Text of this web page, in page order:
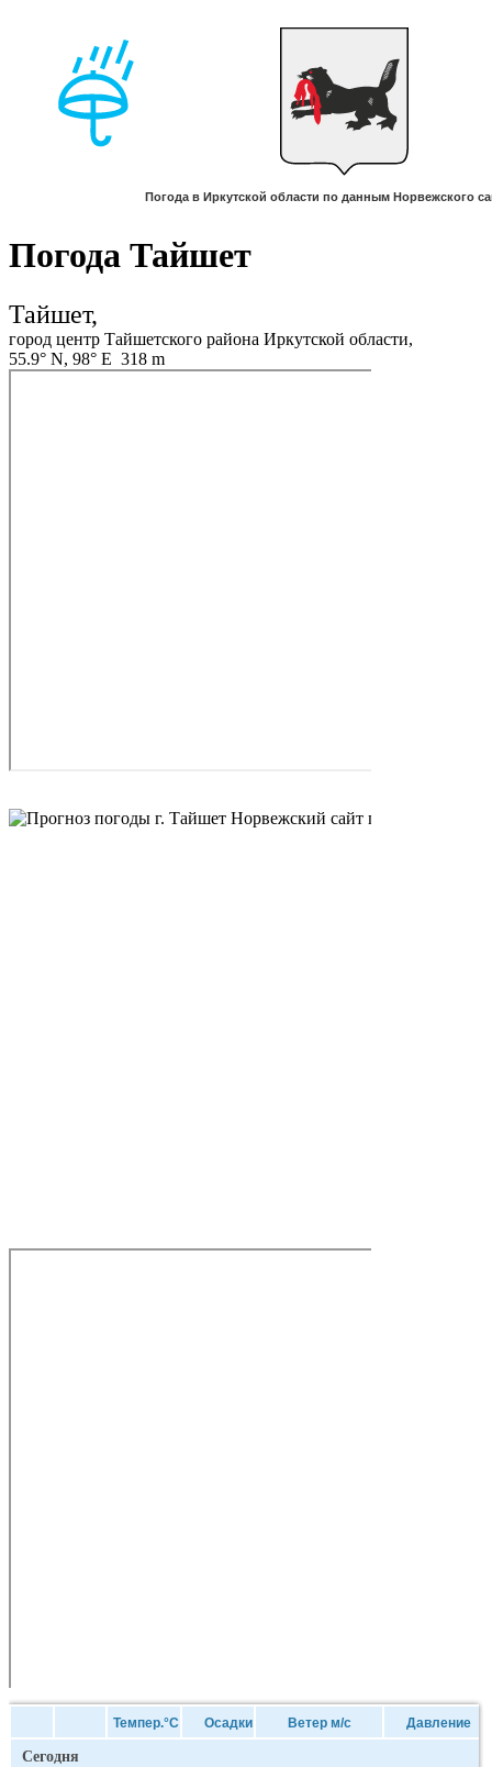
Погода Тайшет
Тайшет,
город центр Тайшетского района Иркутской области,
55.9° N, 98° E 318 m
Темпер.°C Осадки Ветер м/с Давление
Сегодня